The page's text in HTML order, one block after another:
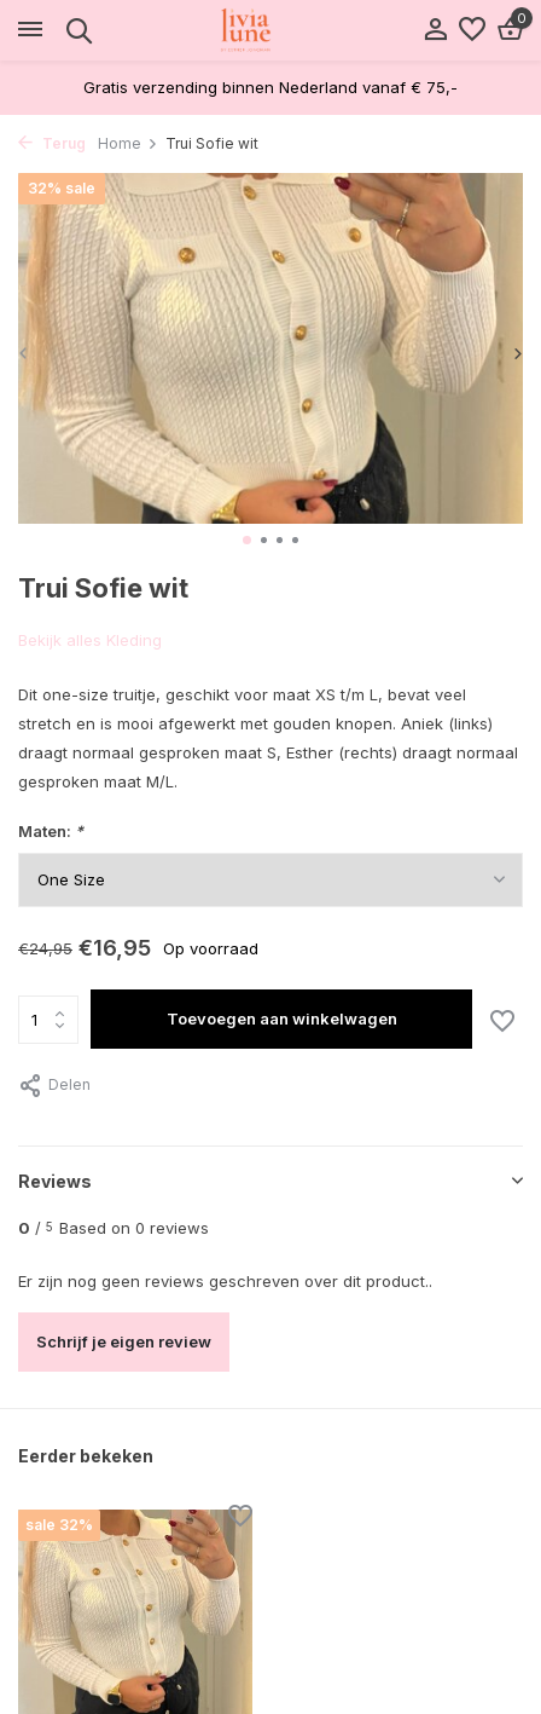
0
Gratis verzending binnen Nederland vanaf € 75,-
Terug Home Trui Sofie wit
Trui Sofie wit
32% sale
Bekijk alles Kleding
Dit one-size truitje, geschikt voor maat XS t/m L, bevat veel
stretch en is mooi afgewerkt met gouden knopen. Aniek (links)
draagt normaal gesproken maat S, Esther (rechts) draagt normaal
gesproken maat M/L.
Maten: *
€24,95 €16,95 Op voorraad
Toevoegen aan winkelwagen
Delen
Reviews
0 / 5 Based on 0 reviews
Er zijn nog geen reviews geschreven over dit product..
Schrijf je eigen review
Eerder bekeken
sale 32%